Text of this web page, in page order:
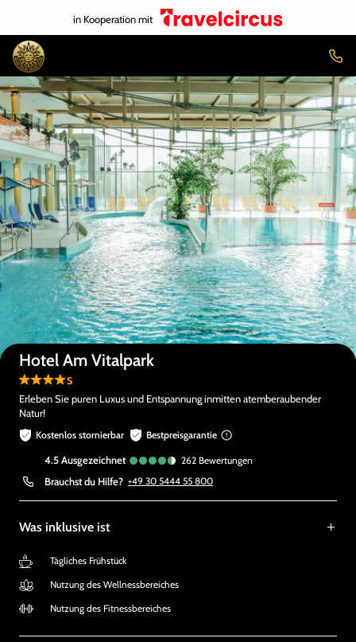
in Kooperation mit
Auf der Karte anzeigen
Hotel Am Vitalpark
s
Erleben Sie puren Luxus und Entspannung inmitten atemberaubender
Natur!
Kostenlos stornierbar Bestpreisgarantie
4.5 ausgezeichnet 262 Bewertungen
Brauchst du Hilfe? +49 30 5444 55 800
Was inklusive ist
Tägliches Frühstück
Nutzung des Wellnessbereiches
Nutzung des Fitnessbereiches